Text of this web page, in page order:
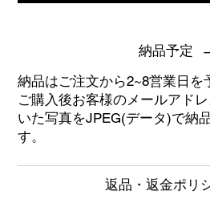
納品予定
納品はご注文から2~8営業日を
ご購入後お客様のメールアド
いた写真をJPEG(データ)で納
す。
返品・返金ポリ